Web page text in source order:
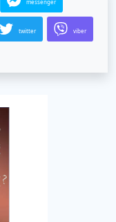
messenger
twitter viber